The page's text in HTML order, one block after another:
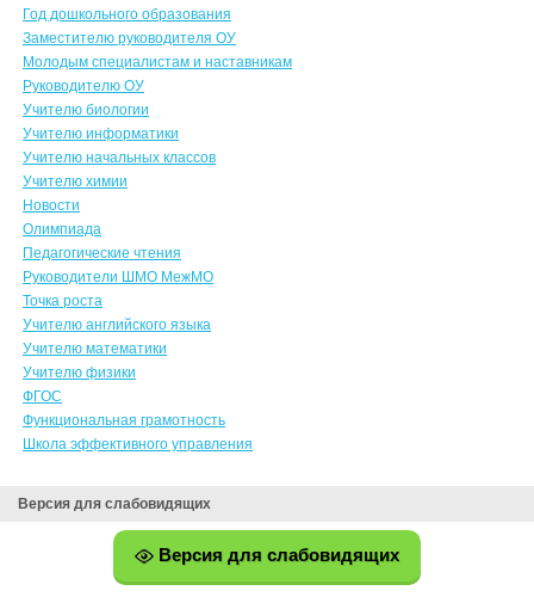
Год дошкольного образования
Заместителю руководителя ОУ
Молодым специалистам и наставникам
Руководителю ОУ
Учителю биологии
Учителю информатики
Учителю начальных классов
Учителю химии
Новости
Олимпиада
Педагогические чтения
Руководители ШМО МежМО
Точка роста
Учителю английского языка
Учителю математики
Учителю физики
ФГОС
Функциональная грамотность
Школа эффективного управления
Версия для слабовидящих
Версия для слабовидящих